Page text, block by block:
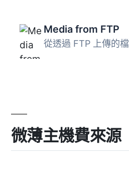
Media from FTP
微薄主機費來源